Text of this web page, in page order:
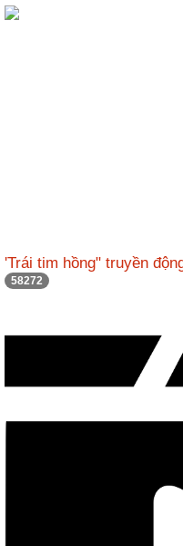
'Trái tim hồng" truyền
58272